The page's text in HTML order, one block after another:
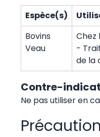
Espèce(s)
Bovins
Veau
Chez
-
de la
Contre-
Ne pas utiliser en